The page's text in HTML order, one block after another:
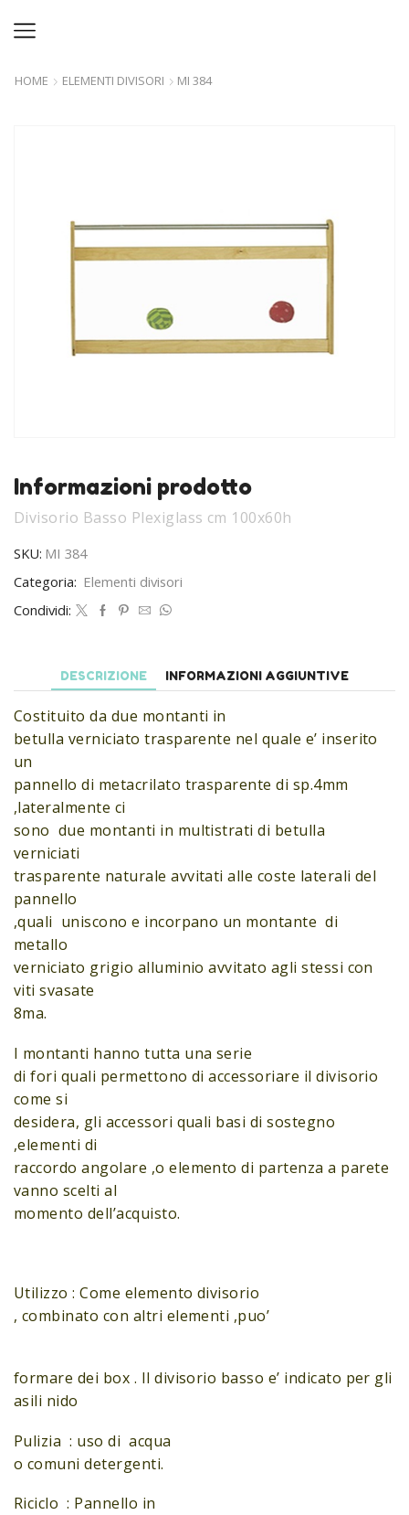
HOME ELEMENTI DIVISORI MI 384
Informazioni prodotto
Divisorio Basso Plexiglass cm 100x60h
SKU: MI 384
Categoria: Elementi divisori
Condividi:
DESCRIZIONE INFORMAZIONI AGGIUNTIVE
Costituito da due montanti in
betulla verniciato trasparente nel quale e’ inserito
un
pannello di metacrilato trasparente di sp.4mm
,lateralmente ci
sono due montanti in multistrati di betulla
verniciati
trasparente naturale avvitati alle coste laterali del
pannello
,quali uniscono e incorpano un montante di
metallo
verniciato grigio alluminio avvitato agli stessi con
viti svasate
8ma.
I montanti hanno tutta una serie
di fori quali permettono di accessoriare il divisorio
come si
desidera, gli accessori quali basi di sostegno
,elementi di
raccordo angolare ,o elemento di partenza a parete
vanno scelti al
momento dell’acquisto.
Utilizzo : Come elemento divisorio
, combinato con altri elementi ,puo’
formare dei box . Il divisorio basso e’ indicato per gli
asili nido
Pulizia : uso di acqua
o comuni detergenti.
Riciclo : Pannello in